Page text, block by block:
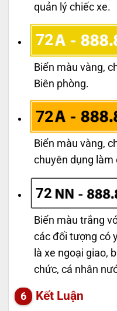
quản lý chiếc xe.
72
Biển màu vàng,
Biên phòng.
72
Biển màu vàng,
chuyên dụng làm
72
Biển màu trắng
các đối tượng có
là xe ngoại giao,
chức, cá nhân
Kết Luận